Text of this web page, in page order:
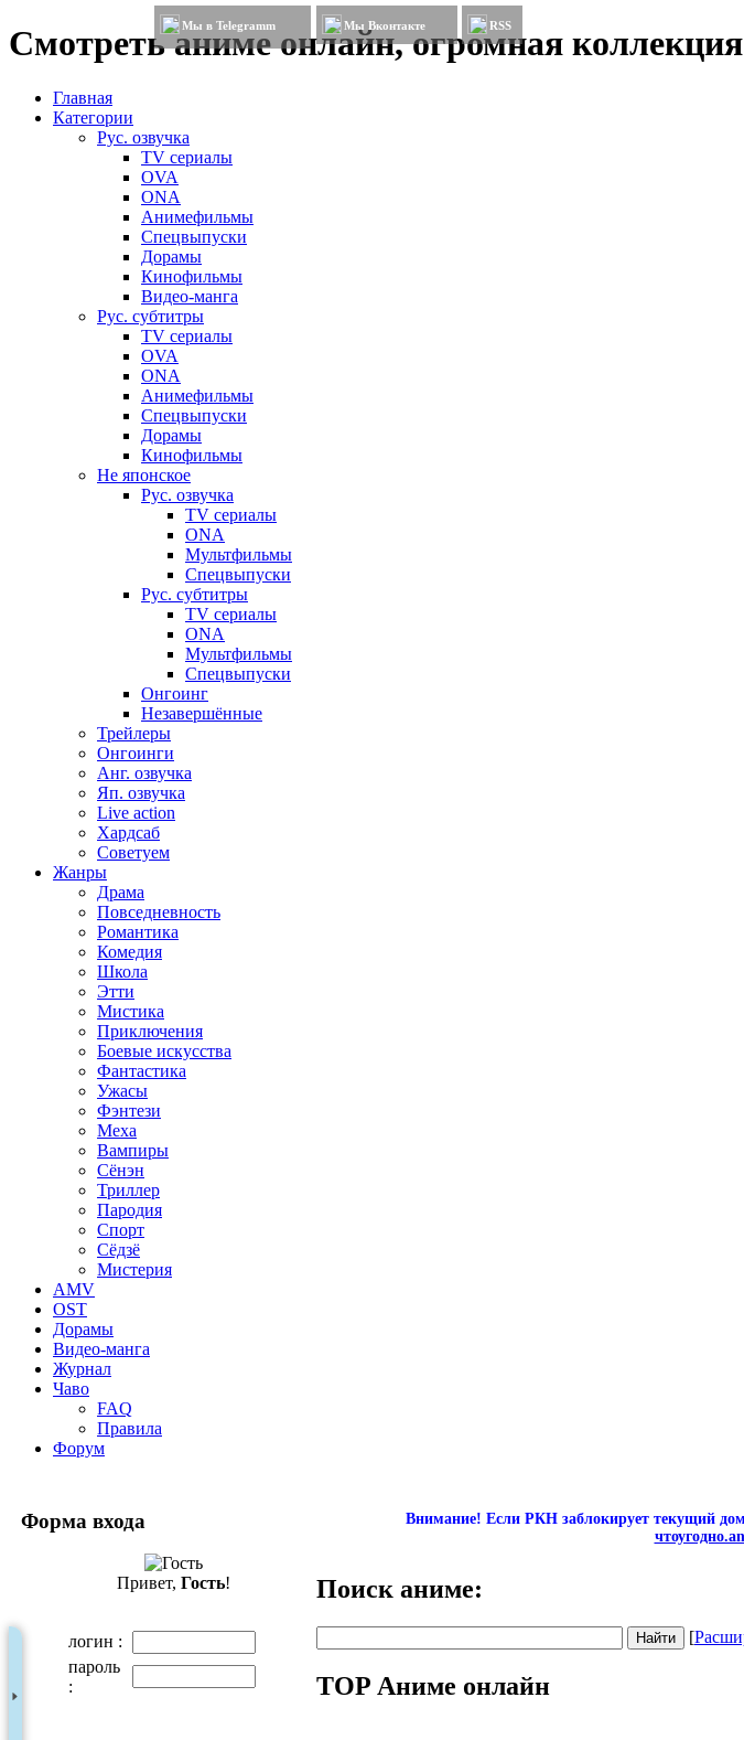
Смотреть аниме онлайн, огромная
Мы в Telegramm Мы Вконтакте RSS
Главная
Категории
Рус. озвучка
TV сериалы
OVA
ONA
Анимефильмы
Спецвыпуски
Дорамы
Кинофильмы
Видео-манга
Рус. субтитры
TV сериалы
OVA
ONA
Анимефильмы
Спецвыпуски
Дорамы
Кинофильмы
Не японское
Рус. озвучка
TV сериалы
ONA
Мультфильмы
Спецвыпуски
Рус. субтитры
TV сериалы
ONA
Мультфильмы
Спецвыпуски
Онгоинг
Незавершённые
Трейлеры
Онгоинги
Анг. озвучка
Яп. озвучка
Live action
Хардсаб
Советуем
Жанры
Драма
Повседневность
Романтика
Комедия
Школа
Этти
Мистика
Приключения
Боевые искусства
Фантастика
Ужасы
Фэнтези
Меха
Вампиры
Сёнэн
Триллер
Пародия
Спорт
Сёдзё
Мистерия
AMV
OST
Дорамы
Видео-манга
Журнал
Чаво
FAQ
Правила
Форум
Форма входа
Привет, Гость!
логин :
пароль
:
Внимание! Если РКН заблокирует текущий
Поиск аниме:
[
TOP Аниме онлайн